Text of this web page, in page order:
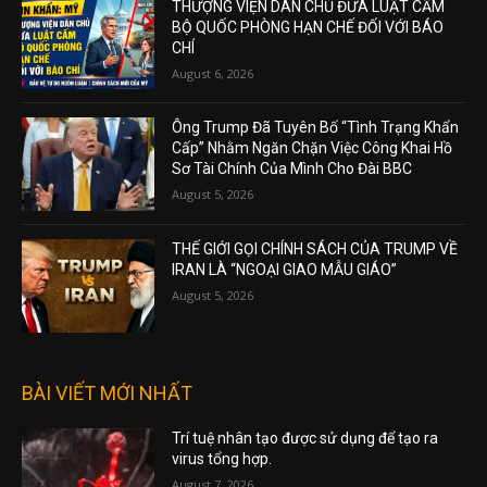
THƯỢNG VIỆN DÂN CHỦ ĐƯA LUẬT CẤM
BỘ QUỐC PHÒNG HẠN CHẾ ĐỐI VỚI BÁO
CHÍ
August 6, 2026
Ông Trump Đã Tuyên Bố “Tình Trạng Khẩn
Cấp” Nhằm Ngăn Chặn Việc Công Khai Hồ
Sơ Tài Chính Của Mình Cho Đài BBC
August 5, 2026
THẾ GIỚI GỌI CHÍNH SÁCH CỦA TRUMP VỀ
IRAN LÀ “NGOẠI GIAO MẪU GIÁO”
August 5, 2026
BÀI VIẾT MỚI NHẤT
Trí tuệ nhân tạo được sử dụng để tạo ra
virus tổng hợp.